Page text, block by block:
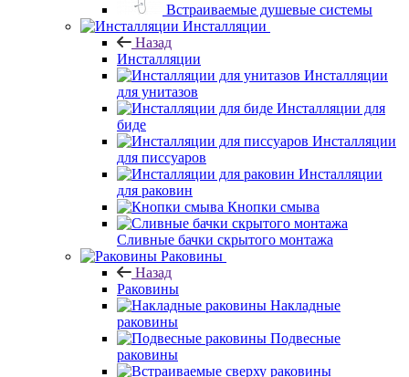
Встраиваемые душевые системы
Инсталляции
Назад
Инсталляции
Инсталляции
для унитазов
Инсталляции для
биде
Инсталляции
для писсуаров
Инсталляции
для раковин
Кнопки смыва
Сливные бачки скрытого монтажа
Раковины
Назад
Раковины
Накладные
раковины
Подвесные
раковины